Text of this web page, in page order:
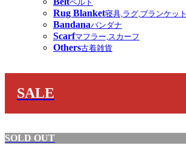
ベルト
Rug Blanket寝具,ラグ,ブランケット
Bandanaバンダナ
Scarfマフラー,スカーフ
Others古着雑貨
SALE
SOLD OUT